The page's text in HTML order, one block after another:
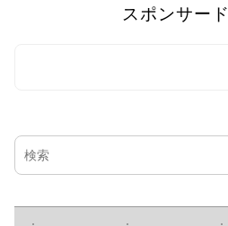
スポンサード